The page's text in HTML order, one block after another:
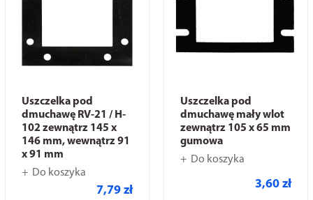
Uszczelka pod
dmuchawę RV-21 / H-
102 zewnątrz 145 x
146 mm, wewnątrz 91
x 91 mm
Do koszyka
7,79 zł
Uszczelka pod
dmuchawę mały wlot
zewnątrz 105 x 65 mm
gumowa
Do koszyka
3,60 zł